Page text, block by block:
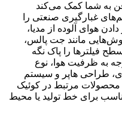
به شما کمک می‌کند
غبارگیری صنعتی را
هوای آلوده از مدیا،
مانند جت پالس،
فیلترها را پاک نگه
به ظرفیت هوا، نوع
طراحی هاپر و سیستم
محصولات مرتبط در کوئیک
برای خط تولید یا محیط